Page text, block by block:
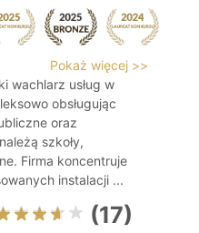
Pokaż więcej >>
wachlarz usług w
obsługując
oraz
szkoły,
Firma koncentruje
instalacji ...
(17)